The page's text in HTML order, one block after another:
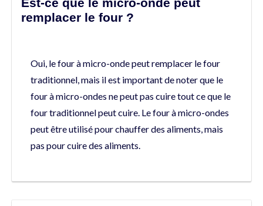
remplacer le four ?
Oui, le four à micro-onde peut remplacer le four
traditionnel, mais il est important de noter que le
four à micro-ondes ne peut pas cuire tout ce que le
four traditionnel peut cuire. Le four à micro-ondes
peut être utilisé pour chauffer des aliments, mais
pas pour cuire des aliments.